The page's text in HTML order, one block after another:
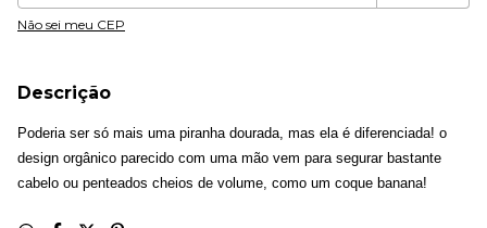
Não sei meu CEP
Descrição
Poderia ser só mais uma piranha dourada, mas ela é diferenciada! o
design orgânico parecido com uma mão vem para segurar bastante
cabelo ou penteados cheios de volume, como um coque banana!